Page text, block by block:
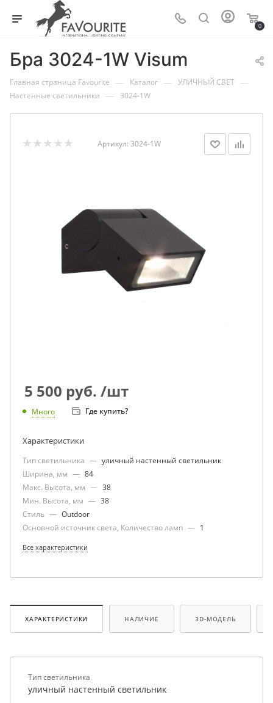
0
Бра 3024-1W Visum
Главная страница Favourite — Каталог — УЛИЧНЫЙ СВЕТ —
Настенные светильники — 3024-1W
Артикул: 3024-1W
5 500 руб. /шт
Много Где купить?
Характеристики
Тип светильника — уличный настенный светильник
Ширина, мм — 84
Макс. Высота, мм — 38
Мин. Высота, мм — 38
Стиль — Outdoor
Основной источник света, Количество ламп — 1
Все характеристики
ХАРАКТЕРИСТИКИ НАЛИЧИЕ 3D-МОДЕЛЬ
Тип светильника
уличный настенный светильник